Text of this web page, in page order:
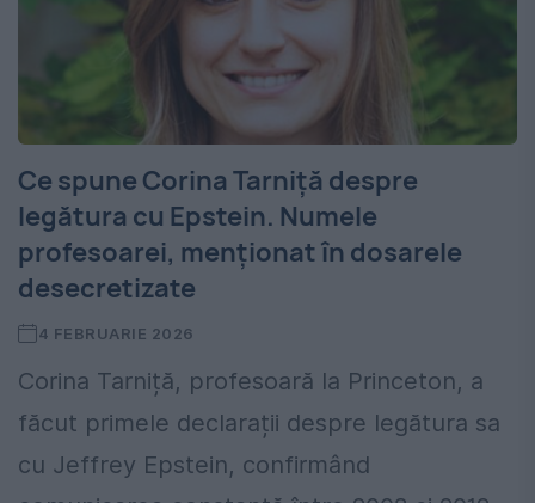
Ce spune Corina Tarniță despre
legătura cu Epstein. Numele
profesoarei, menționat în dosarele
desecretizate
4 FEBRUARIE 2026
Corina Tarniță, profesoară la Princeton, a
făcut primele declarații despre legătura sa
cu Jeffrey Epstein, confirmând